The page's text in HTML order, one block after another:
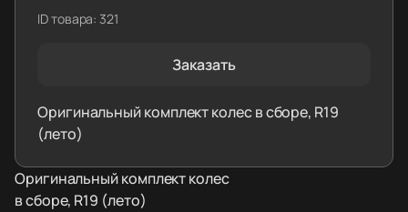
ID товара: 321
Заказать
Оригинальный комплект колес в сборе, R19
(лето)
Оригинальный комплект колес
в сборе, R19 (лето)